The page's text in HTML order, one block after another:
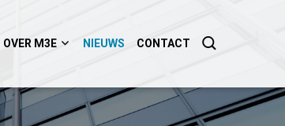
OVER M3E NIEUWS CONTACT